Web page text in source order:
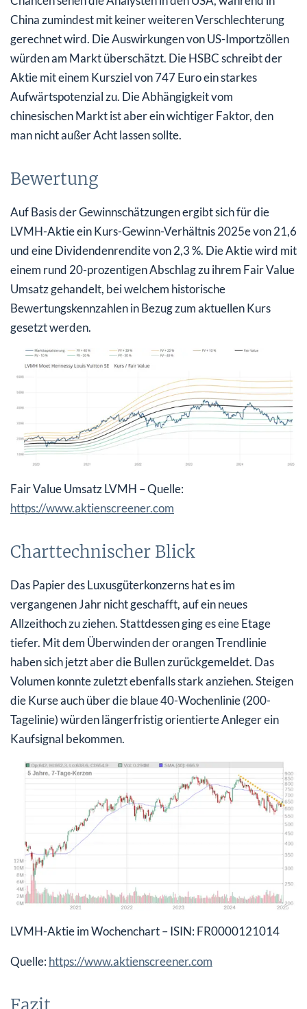
China zumindest mit keiner weiteren Verschlechterung
gerechnet wird. Die Auswirkungen von US-Importzöllen
würden am Markt überschätzt. Die HSBC schreibt der
Aktie mit einem Kursziel von 747 Euro ein starkes
Aufwärtspotenzial zu. Die Abhängigkeit vom
chinesischen Markt ist aber ein wichtiger Faktor, den
man nicht außer Acht lassen sollte.
Bewertung
Auf Basis der Gewinnschätzungen ergibt sich für die
LVMH-Aktie ein Kurs-Gewinn-Verhältnis 2025e von 21,6
und eine Dividendenrendite von 2,3 %. Die Aktie wird mit
einem rund 20-prozentigen Abschlag zu ihrem Fair Value
Umsatz gehandelt, bei welchem historische
Bewertungskennzahlen in Bezug zum aktuellen Kurs
gesetzt werden.
Fair Value Umsatz LVMH – Quelle:
https://www.aktienscreener.com
Charttechnischer Blick
Das Papier des Luxusgüterkonzerns hat es im
vergangenen Jahr nicht geschafft, auf ein neues
Allzeithoch zu ziehen. Stattdessen ging es eine Etage
tiefer. Mit dem Überwinden der orangen Trendlinie
haben sich jetzt aber die Bullen zurückgemeldet. Das
Volumen konnte zuletzt ebenfalls stark anziehen. Steigen
die Kurse auch über die blaue 40-Wochenlinie (200-
Tagelinie) würden längerfristig orientierte Anleger ein
Kaufsignal bekommen.
LVMH-Aktie im Wochenchart – ISIN: FR0000121014
Quelle: https://www.aktienscreener.com